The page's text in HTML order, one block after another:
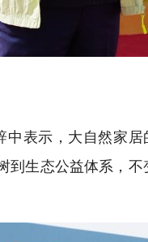
表示，大自然家
到生态公益体系，